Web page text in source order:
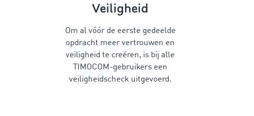
Veiligheid
Om al vóór de eerste gedeelde
opdracht meer vertrouwen en
veiligheid te creëren, is bij alle
TIMOCOM-gebruikers een
veiligheidscheck uitgevoerd.